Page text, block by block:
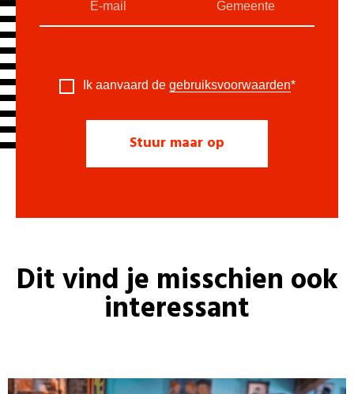
Ik aanvaard de gebruiksvoorwaarden*
Dit vind je misschien ook
interessant